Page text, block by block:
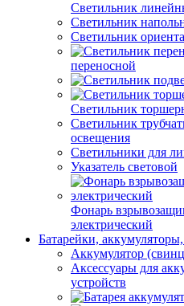
Светильник
Светильник
Светильник
переносной
Светильник
Светильник
освещения
Светильники для
Указатель световой
Фонарь
электрический
Батарейки,
Аккумулятор
Аксессуары для
устройств